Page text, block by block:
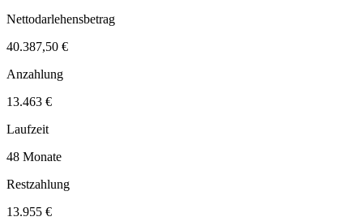
Nettodarlehensbetrag
40.387,50 €
Anzahlung
13.463 €
Laufzeit
48 Monate
Restzahlung
13.955 €